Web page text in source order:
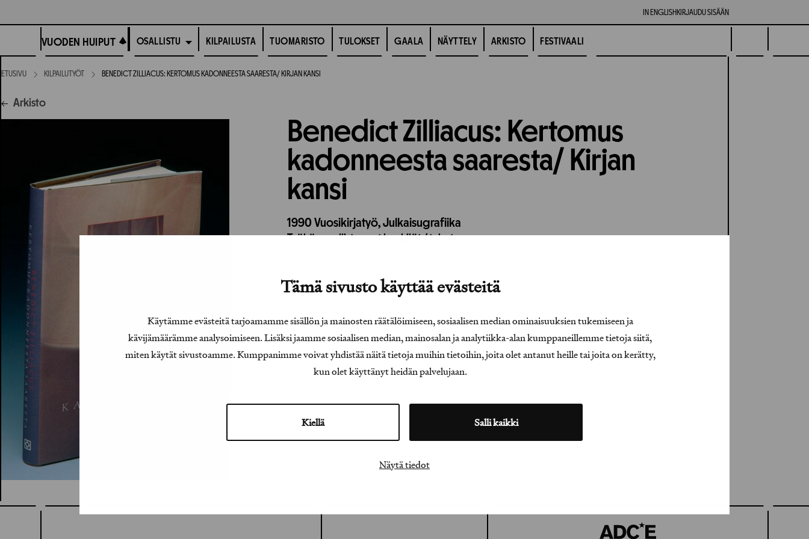
Tämä sivusto käyttää evästeitä
Käytämme evästeitä tarjoamamme sisällön ja mainosten räätälöimiseen, sosiaalisen median ominaisuuksien tukemiseen ja
kävijämäärämme analysoimiseen. Lisäksi jaamme sosiaalisen median, mainosalan ja analytiikka-alan kumppaneillemme tietoja siitä,
miten käytät sivustoamme. Kumppanimme voivat yhdistää näitä tietoja muihin tietoihin, joita olet antanut heille tai joita on kerätty,
kun olet käyttänyt heidän palvelujaan.
Kiellä Salli kaikki
Näytä tiedot
suoraan
IN ENGLISH KIRJAUDU SISÄÄN
VUODEN HUIPUT
VUODEN HUIPUT OSALLISTU KILPAILUSTA TUOMARISTO TULOKSET GAALA NÄYTTELY ARKISTO FESTIVAALI
ETUSIVU KILPAILUTYÖT BENEDICT ZILLIACUS: KERTOMUS KADONNEESTA SAARESTA/ KIRJAN KANSI
Arkisto
Benedict Zilliacus: Kertomus
kadonneesta saaresta/ Kirjan
kansi
1990 Vuosikirjatyö,Julkaisugrafiika
Työhön osallistuneet henkilöt / tahot: